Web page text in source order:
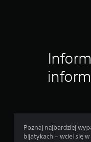
Poznaj najbardziej
bijatykach – wciel się